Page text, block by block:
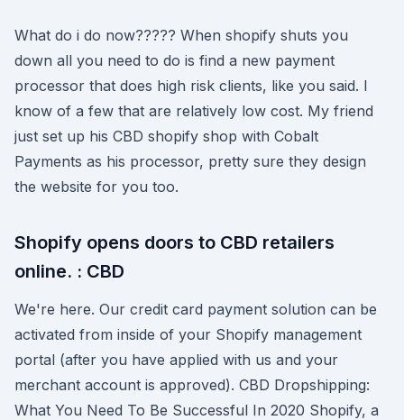
What do i do now????? When shopify shuts you
down all you need to do is find a new payment
processor that does high risk clients, like you said. I
know of a few that are relatively low cost. My friend
just set up his CBD shopify shop with Cobalt
Payments as his processor, pretty sure they design
the website for you too.
Shopify opens doors to CBD retailers
online. : CBD
We're here. Our credit card payment solution can be
activated from inside of your Shopify management
portal (after you have applied with us and your
merchant account is approved). CBD Dropshipping:
What You Need To Be Successful In 2020 Shopify, a